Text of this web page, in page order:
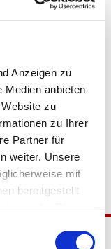
Anzeigen zu
Medien anbieten
zu
zu Ihrer
Partner für
weiter. Unsere
mit
bereitgestellt